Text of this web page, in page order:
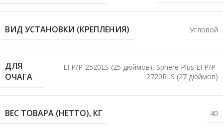
ВИД УСТАНОВКИ (КРЕПЛЕНИЯ) Угловой
ДЛЯ
ОЧАГА
EFP/P-2520LS (25 дюймов), Sphere Plus EFP/P-
2720RLS (27 дюймов)
ВЕС ТОВАРА (НЕТТО), КГ 40